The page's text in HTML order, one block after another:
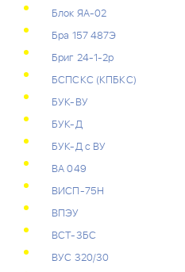
Блок ЯА-02
Бра 157 487Э
Бриг 24-1-2р
БСПСКС (КПБКС)
БУК-ВУ
БУК-Д
БУК-Д с ВУ
ВА 049
ВИСП-75Н
ВПЭУ
ВСТ-3БС
ВУС 320/30